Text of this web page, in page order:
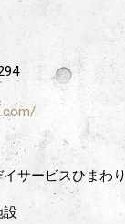
サービスひまわり
設